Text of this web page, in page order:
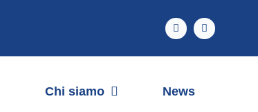
Chi siamo News